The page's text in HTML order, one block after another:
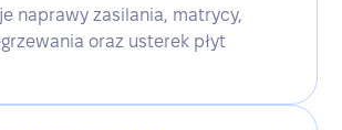
naprawy zasilania, matrycy,
oraz usterek płyt